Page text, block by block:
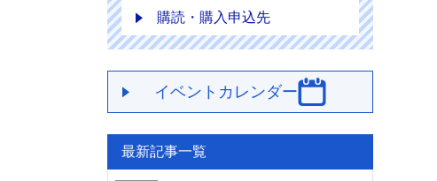
購読・購入申込先
イベントカレンダー
最新記事一覧